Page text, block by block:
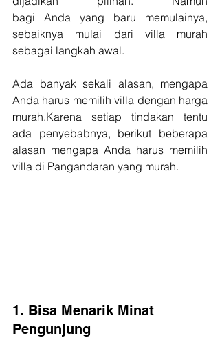
bagi Anda yang baru memulainya,
sebaiknya mulai dari villa murah
sebagai langkah awal.
Ada banyak sekali alasan, mengapa
Anda harus memilih villa dengan harga
murah.Karena setiap tindakan tentu
ada penyebabnya, berikut beberapa
alasan mengapa Anda harus memilih
villa di Pangandaran yang murah.
1. Bisa Menarik Minat
Pengunjung